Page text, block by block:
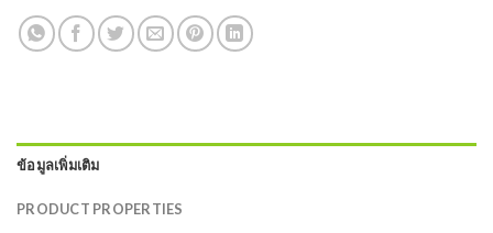
ข้อมูลเพิ่มเติม
PRODUCT PROPERTIES